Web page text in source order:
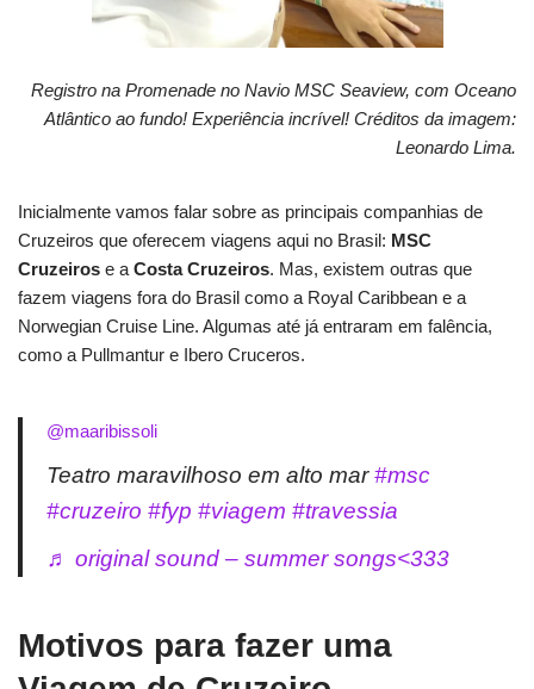
Registro na Promenade no Navio MSC Seaview, com Oceano
Atlântico ao fundo! Experiência incrível! Créditos da imagem:
Leonardo Lima.
Inicialmente vamos falar sobre as principais companhias de
Cruzeiros que oferecem viagens aqui no Brasil: MSC
Cruzeiros e a Costa Cruzeiros. Mas, existem outras que
fazem viagens fora do Brasil como a Royal Caribbean e a
Norwegian Cruise Line. Algumas até já entraram em falência,
como a Pullmantur e Ibero Cruceros.
@maaribissoli
Teatro maravilhoso em alto mar#msc
#cruzeiro #fyp #viagem #travessia
♬ original sound – summer songs<333
Motivos para fazer uma